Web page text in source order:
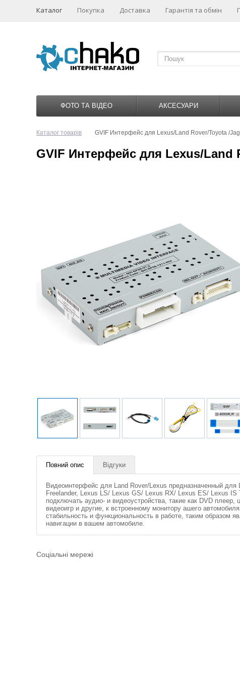
Каталог Покупка Доставка Гарантія та обмін
ФОТО ТА ВІДЕО АКСЕСУАРИ
Каталог товарів GVIF Интерфейс для Lexus/Land Rover/Toyota /
GVIF Интерфейс для Lexus/Land
Повний опис Відгуки
Видеоинтерфейс для Land Rover/Lexus предназначенный
Freelander, Lexus LS/ Lexus GS/ Lexus RX/ Lexus ES/ Lexus
подключать аудио- и видеоустройства, такие как DVD
видеоигр и другие, к встроенному монитору ашего
стабильность и функциональность в работе, таким образом
навигации в вашем автомобиле.
Соціальні мережі